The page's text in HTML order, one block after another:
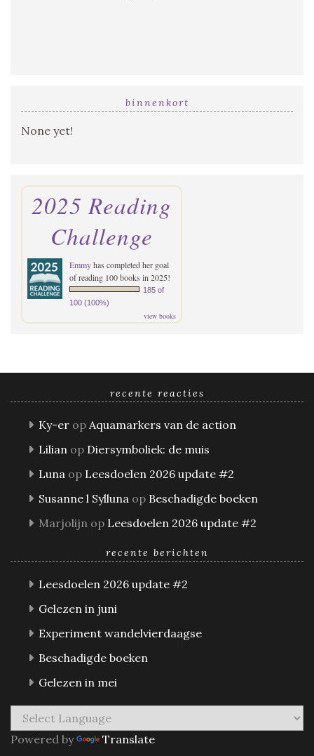
binnenkort
None yet!
2025 Reading
Challenge
Emmyhas completed her goal
of reading 100 books in 2025!
185 of
100 (100%)
view books
recente reacties
Ky-er op Aquamarkers van de action
Lilian op Diersymboliek: de muis
Luna op Leesdoelen 2026 update #2
Susanne l Sylluna op Beschadigde boeken
Marjolijn op Leesdoelen 2026 update #2
recente berichten
Leesdoelen 2026 update #2
Gelezen in juni
Experiment wandelvierdaagse
Beschadigde boeken
Gelezen in mei
Powered by Translate